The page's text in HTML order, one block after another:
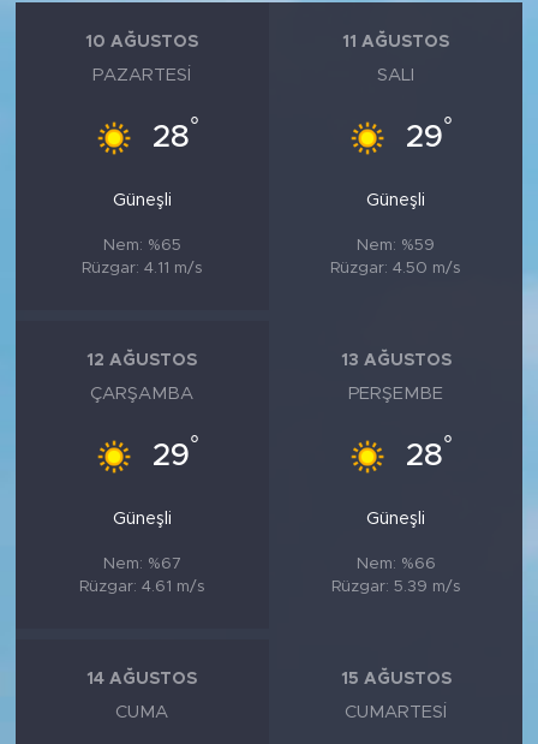
10 AĞUSTOS
PAZARTESI
28°
Güneşli
Nem: %65
Rüzgar: 4.11 m/s
11 AĞUSTOS
SALI
29°
Güneşli
Nem: %59
Rüzgar: 4.50 m/s
12 AĞUSTOS
ÇARŞAMBA
29°
Güneşli
Nem: %67
Rüzgar: 4.61 m/s
13 AĞUSTOS
PERŞEMBE
28°
Güneşli
Nem: %66
Rüzgar: 5.39 m/s
14 AĞUSTOS
CUMA
15 AĞUSTOS
CUMARTESI